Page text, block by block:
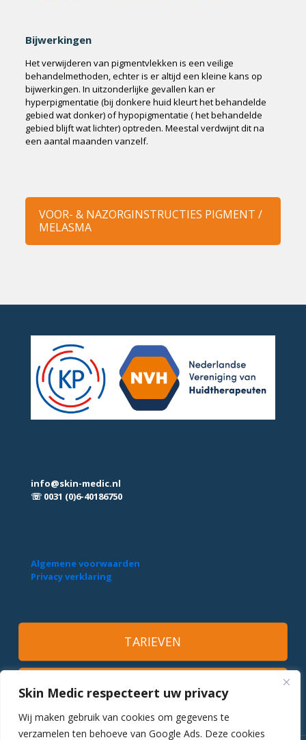
Skin Medic respecteert uw privacy
Wij maken gebruik van cookies om gegevens te
verzamelen ten behoeve van Google Ads. Deze cookies
Bijwerkingen
Het verwijderen van pigmentvlekken is een veilige
behandelmethoden, echter is er altijd een kleine kans op
bijwerkingen. In uitzonderlijke gevallen kan er
hyperpigmentatie (bij donkere huid kleurt het behandelde
gebied wat donker) of hypopigmentatie ( het behandelde
gebied blijft wat lichter) optreden. Meestal verdwijnt dit na
een aantal maanden vanzelf.
VOOR- & NAZORGINSTRUCTIES PIGMENT /
MELASMA
info@skin-medic.nl
☏ 0031 (0)6-40186750
Algemene voorwaarden
Privacy verklaring
TARIEVEN
MAAK EEN AFSPRAAK